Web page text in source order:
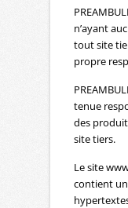
n’ayant
tout site
propre
tenue
des
site tiers.
Le site
contient